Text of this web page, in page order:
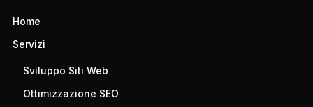
Home
Servizi
Sviluppo Siti Web
Ottimizzazione SEO